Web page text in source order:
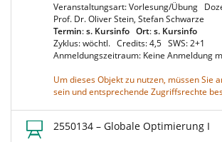
Veranstaltungsart: Vorlesung/Übung
Prof. Dr. Oliver Stein, Stefan Schwarze
Termin:s. Kursinfo Ort:s. Kursinfo
Zyklus: wöchtl. Credits: 4,5 SWS: 2+1
Anmeldungszeitraum: Keine Anmeldung
Um dieses Objekt zu nutzen, müssen Sie
sein und entsprechende Zugriffsrechte
2550134 – Globale Optimierung I